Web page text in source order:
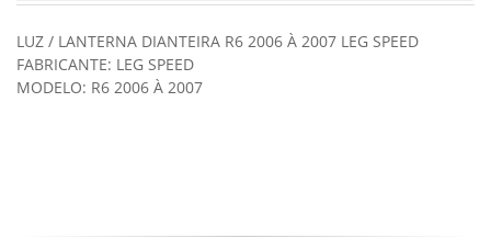
LUZ / LANTERNA DIANTEIRA R6 2006 À 2007 LEG SPEED
FABRICANTE: LEG SPEED
MODELO: R6 2006 À 2007